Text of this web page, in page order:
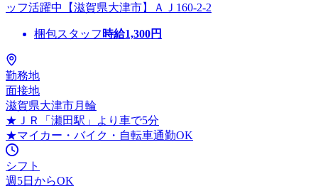
ッフ活躍中【滋賀県大津市】ＡＪ160-2-2
梱包スタッフ 時給1,300円
勤務地
面接地
滋賀県大津市月輪
★ＪＲ「瀬田駅」より車で5分
★マイカー・バイク・自転車通勤OK
シフト
週5日からOK